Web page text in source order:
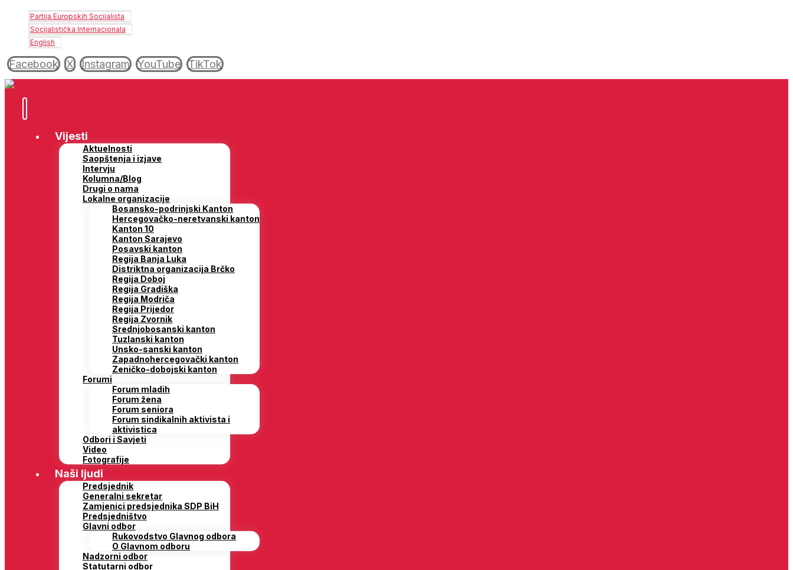
Partija Europskih Socijalista
Socijalistička Internacionala
English
Facebook X Instagram YouTube TikTok
Vijesti
Aktuelnosti
Saopštenja i izjave
Intervju
Kolumna/Blog
Drugi o nama
Lokalne organizacije
Bosansko-podrinjski Kanton
Hercegovačko-neretvanski kanton
Kanton 10
Kanton Sarajevo
Posavski kanton
Regija Banja Luka
Distriktna organizacija Brčko
Regija Doboj
Regija Gradiška
Regija Modriča
Regija Prijedor
Regija Zvornik
Srednjobosanski kanton
Tuzlanski kanton
Unsko-sanski kanton
Zapadnohercegovački kanton
Zeničko-dobojski kanton
Forumi
Forum mladih
Forum žena
Forum seniora
Forum sindikalnih aktivista i
aktivistica
Odbori i Savjeti
Video
Fotografije
Naši ljudi
Predsjednik
Generalni sekretar
Zamjenici predsjednika SDP BiH
Predsjedništvo
Glavni odbor
Rukovodstvo Glavnog odbora
O Glavnom odboru
Nadzorni odbor
Statutarni odbor